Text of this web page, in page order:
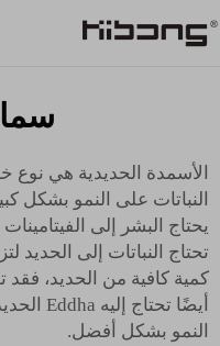
الأسمدة الحديدية هي نوع
النباتات على النمو بشكل
يحتاج البشر إلى
تحتاج النباتات إلى الحديد
كمية كافية من الحديد،
أيضًا تحتاج إليه Eddha الحديد المخلب للبيع
النمو بشكل أفضل.